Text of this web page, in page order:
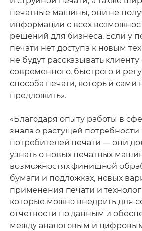
печатные машины, они не
информации о всех
решений для бизнеса. Если у
печати нет доступа к новым
не будут рассказывать
современного, быстрого и
способа печати, который сами
предложить».
«Благодаря опыту работы в
знала о растущей
потребителей печати — они
узнать о новых печатных
возможностях финишной
бумаги и подложках, новых
применения печати и
которые можно внедрить для
отчетности по данным и
между аналоговым и